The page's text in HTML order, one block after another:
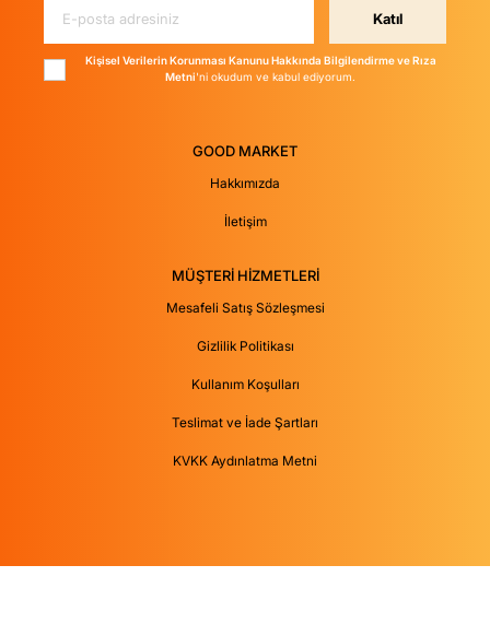
Katıl
Kişisel Verilerin Korunması Kanunu Hakkında Bilgilendirme ve Rıza
Metni'ni okudum ve kabul ediyorum.
GOOD MARKET
Hakkımızda
İletişim
MÜŞTERİ HİZMETLERİ
Mesafeli Satış Sözleşmesi
Gizlilik Politikası
Kullanım Koşulları
Teslimat ve İade Şartları
KVKK Aydınlatma Metni